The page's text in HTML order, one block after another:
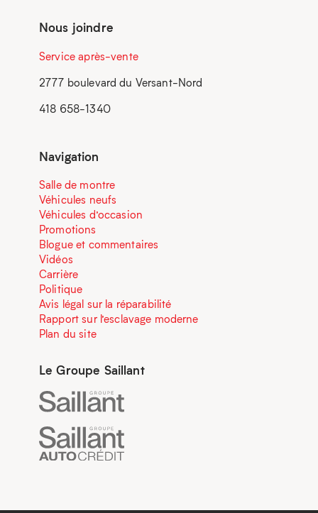
Nous joindre
Service après-vente
2777 boulevard du Versant-Nord
418 658-1340
Navigation
Salle de montre
Véhicules neufs
Véhicules d’occasion
Promotions
Blogue et commentaires
Vidéos
Carrière
Politique
Avis légal sur la réparabilité
Rapport sur l’esclavage moderne
Plan du site
Le Groupe Saillant